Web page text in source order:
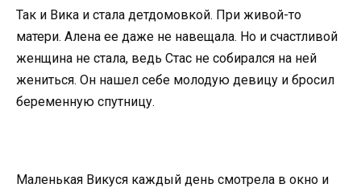
Так и Вика и стала детдомовкой. При живой-то
матери. Алена ее даже не навещала. Но и счастливой
женщина не стала, ведь Стас не собирался на ней
жениться. Он нашел себе молодую девицу и бросил
беременную спутницу.
Маленькая Викуся каждый день смотрела в окно и